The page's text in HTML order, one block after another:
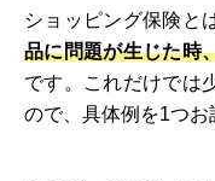
ショッピング保険と
品に問題が生じた時
です。これだけでは
ので、具体例を1つお